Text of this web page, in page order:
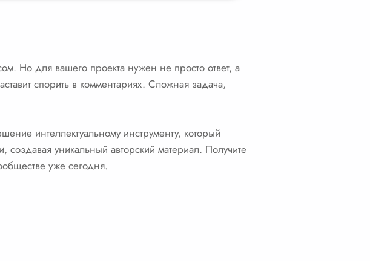
Но для вашего проекта нужен не просто ответ, а
спорить в комментариях. Сложная задача,
интеллектуальному инструменту, который
уникальный авторский материал. Получите
уже сегодня.